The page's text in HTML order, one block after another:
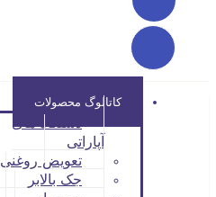
کاتالوگ محصولات
دستگاه های
آپاراتی
تعویض روغنی
جک بالابر